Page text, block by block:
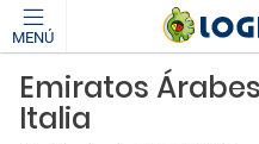
MENÚ
Emiratos
Italia